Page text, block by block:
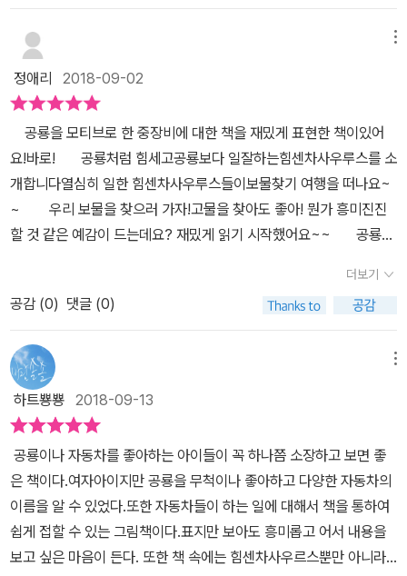
가 열심히 모래를 쓸고 닦아요.눈부신 금빛 잠수함사우루스에요!!모
래에 파묻혀서 오랫동안 꼼짝 못했었나봐요.힘센차사우르스들이 힘
을 모아 쑤욱~ 밀었더니잠수함사우르가 바다로 뛰어들었어요.힘센
차사우루스들이 보물보다 소중한 멋진 친구를 구했어요.힘센차우루
스에서만 볼 수 있는 재미가 곳곳에 숨겨져있어요.보물찾기 여행지마
다 숨겨진 보물이 숨겨져 있다는 사실~!!' 엄마!! 찾았어, 보물~ 여기
여기~ '아이가 너무너무 좋아해요~ㅎㅎㅎ순탄치 않은 보물 찾기 여
행길에도 힘센차사우루스들은 힘을 모으고 각자의 능력을 발휘해 보
않아요~^^힘센차사우루스는 다양함을 배울 수 있어요 좋았어요.공
룡과 자동차의 결합, 교우관계, 숫자, 의성어~ ♬♬♬정말 정말 재
미있어 우리 아들은 매일매일 또보고 또보고 잠들곤 해요.
직 우리 근이는 한글을 몰라요~~근이 아빠도 몇 번 읽어주고 저도 여
러 번 읽어주어서 내용을 외워서 말하네요...ㅋㅋ공룡과 중장비차의
만남이라니..남자아이들이 좋아할 수밖에 없겠죠 ^^그럼 힘센차사우
루스의 보물찾기이야기 속으로 떠나볼까요~~ ^^ 열심히 일한 힘센
차사우루스들이 보물찾기 여행을 떠난대.' 우리 보물을 찾으러 가자!
고물을 찾아도 좋아! '부릉부릉 다 함께 출발티라노사우루스, 마멘키
사우루스, 브라키오사우루스 등등우리의 힘센차사우루스들이 보물찾
기 여행을 떠났어요~~이런 !쓰러진 나무가 길을 막고 있네. 어쩌지?
이런 이런... 문제발생쓰러진 나무를 발견했군요~~'내가 자를게! ''나
는 치울게!'' 우리는 도끼가 없어도 문제 없어!'협동심을 발휘하는 우
리의 친구들^^' 내가 번쩍 들어 실어 줄게! '' 나는 멀리 갖다 버릴게! ''
우리가 힘을 모으면 금세 치울 수 있어!'서로 서로 도와가며 어려움을
험난하네요~풀도 우거지고 땅도 울퉁불퉁~~그래도 우리는 문제없
다~~!!!힘을 모아 풀을 깎고 땅도 다지고~~~~이런 이런... 이번에는
산이 가로막고 있어요~~~굴파기 사우루스가 나설 차례위이이이잉!
힘센차사우루스 친구들이드디어 바다에 도착했어요지잉지잉 소리가
들리네요~~~모래 속에 오랫동안 파묻혀있던잠수함사우루스를 찾
았어요이 친구는 플래시오사우루스 라고 우리 근이가 알려주네요~
힘센차사우루스 친구들 힘을 모아서잠수함사우루스를 바다로 돌려보
내주었어요~~힘센차사우루스의 보물찾기를 읽으면서 자연스럽게
우리 아이들이 협동심을 키울 수 있답니다~ 우리 근이도 어려움에 닥
정애리 2018-09-02
공룡을 모티브로 한 중장비에 대한 책을 재밌게 표현한 책이있어
요!바로! 공룡처럼 힘세고공룡보다 일잘하는힘센차사우루스를 소
개합니다열심히 일한 힘센차사우루스들이보물찾기 여행을 떠나요~
~ ​우리 보물을 찾으러 가자!고물을 찾아도 좋아! 뭔가 흥미진진
할 것 같은 예감이 드는데요? 재밌게 읽기 시작했어요~~ 공룡과
찾으러 가는길이에요~근데 나무가 길을 막고 있었죠~그래서 또뭔
가 힘들고 어려운 길이 나오고 있네요~ 흙더미가 쌓여있는걸우리
힘센차 사우루스들이 힘을 합쳐치우고 있어요~~ 길을 가다보니
풀이 우거진 곳도 나오고땅도 울퉁불퉁 이럴때도 힘센차사우루스는
협동심을 발휘하죠~ 또 한참 가다보니 높다란 돌담도 나오기도
하네요이럴때 힘센차사우루스들이 힘을 합치면 되는거죠~~한참 여
러가지 힘든 상황을 이겨내고바닷가로 도달했네요~뭔가 크고 황금
빛나는 물체가 있어요~~잠수함인가? 잠수함 사우루스를 만나게
됐어요~힘센차사우루스들은 어떻게 했을까요? 힘센차사우루스의
보물찾기에서는협동심을 가르쳐주고 있어요~어떤 문제가 있을때 문
제해결력을 알려주기도 하고요 그리고 공룡에 대한 내용만 있는것도,
중장비에 대한 내용만 있는것도 아니라같이 콜라보되어서 더 흥미롭
더보기
공감 (0) 댓글 (0)
하트뿅뿅 2018-09-13
공룡이나 자동차를 좋아하는 아이들이 꼭 하나쯤 소장하고 보면 좋
은 책이다.여자아이지만 공룡을 무척이나 좋아하고 다양한 자동차의
이름을 알 수 있었다.또한 자동차들이 하는 일에 대해서 책을 통하여
쉽게 접할 수 있는 그림책이다.표지만 보아도 흥미롭고 어서 내용을
보고 싶은 마음이 든다.​ ​또한 책 속에는 힘센차사우르스뿐만 아니라